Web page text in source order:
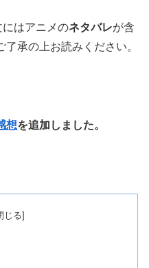
はアニメのネタバレが含
承の上お読みください。
想を追加しました。